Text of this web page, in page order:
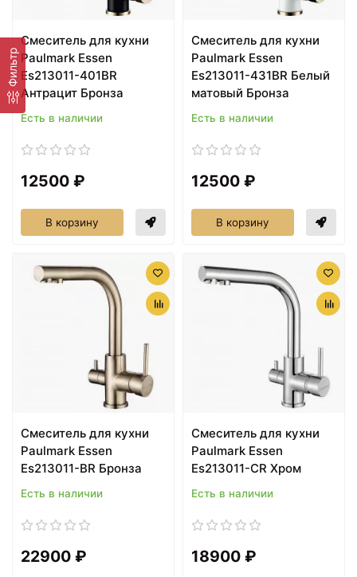
Фильтр
Смеситель для кухни
Paulmark Essen
Es213011-401BR
Антрацит Бронза
Есть в наличии
12500 ₽
В корзину
Смеситель для кухни
Paulmark Essen
Es213011-431BR Белый
матовый Бронза
Есть в наличии
12500 ₽
В корзину
Смеситель для кухни
Paulmark Essen
Es213011-BR Бронза
Есть в наличии
22900 ₽
Смеситель для кухни
Paulmark Essen
Es213011-CR Хром
Есть в наличии
18900 ₽